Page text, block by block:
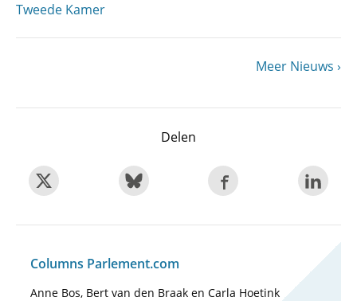
Tweede Kamer
Volgende
Meer Nieuws
Delen
Columns Parlement.com
Anne Bos, Bert van den Braak en Carla Hoetink